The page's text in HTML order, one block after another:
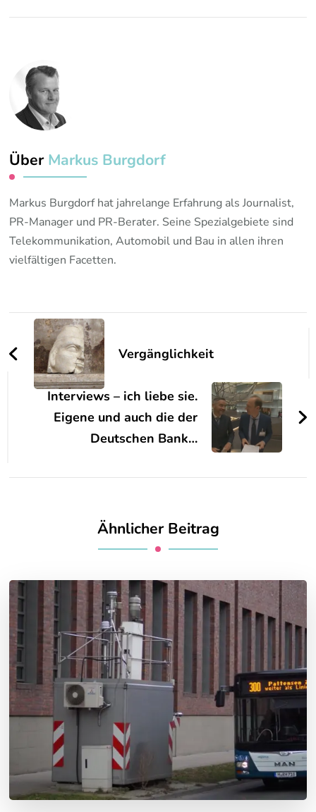
Über Markus Burgdorf
Markus Burgdorf hat jahrelange Erfahrung als Journalist,
PR-Manager und PR-Berater. Seine Spezialgebiete sind
Telekommunikation, Automobil und Bau in allen ihren
vielfältigen Facetten.
Beitragsnavigation
Vergänglichkeit
Interviews – ich liebe sie.
Eigene und auch die der
Deutschen Bank…
Ähnlicher Beitrag